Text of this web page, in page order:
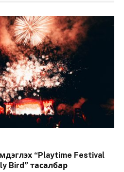
“Playtime Festival
Bird” тасалбар